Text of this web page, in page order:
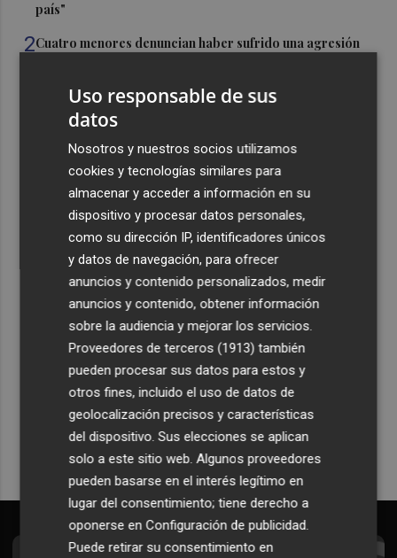
país"
2Cuatro menores denuncian haber sufrido una agresión
Hasta 1.000 litros de agua al día por turista de lujo: el
consumo que tensiona el litoral mediterráneo
TSMC elevó un 37% sus ventas hasta julio
El turismo de lujo consume hasta 1.000 litros de agua al
día y los expertos advierten de "mala gestión"
Recibe toda la actualidad de
Plaza Podcast en tu correo
Quiero suscribirme
Uso responsable de sus
datos
Nosotros y nuestros socios utilizamos
cookies y tecnologías similares para
almacenar y acceder a información en su
dispositivo y procesar datos personales,
como su dirección IP, identificadores únicos
y datos de navegación, para ofrecer
anuncios y contenido personalizados, medir
anuncios y contenido, obtener información
sobre la audiencia y mejorar los servicios.
Proveedores de terceros (1913) también
pueden procesar sus datos para estos y
otros fines, incluido el uso de datos de
geolocalización precisos y características
del dispositivo. Sus elecciones se aplican
solo a este sitio web. Algunos proveedores
pueden basarse en el interés legítimo en
lugar del consentimiento; tiene derecho a
oponerse enConfiguración de publicidad
Puede retirar su consentimiento en